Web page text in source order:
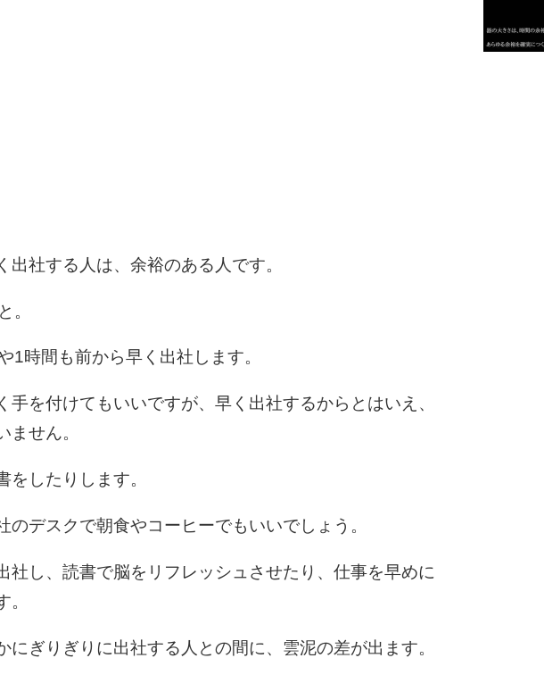
出社する人は、余裕のある人です。
。
1時間も前から早く出社します。
手を付けてもいいですが、早く出社するからとはいえ、
ません。
をしたりします。
のデスクで朝食やコーヒーでもいいでしょう。
社し、読書で脳をリフレッシュさせたり、仕事を早めに
にぎりぎりに出社する人との間に、雲泥の差が出ます。
3